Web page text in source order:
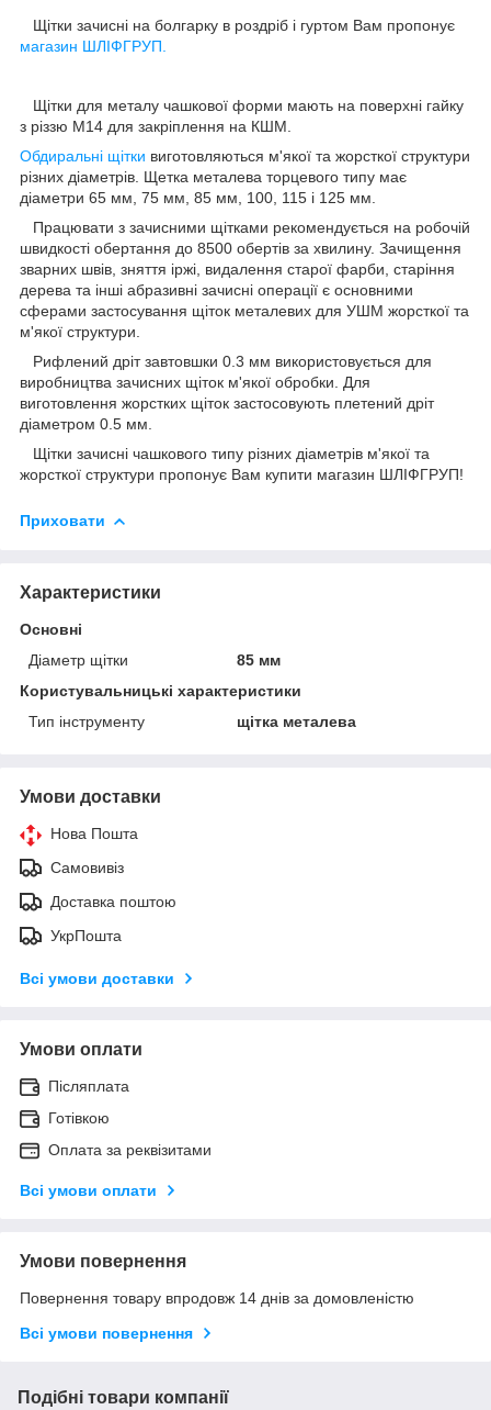
Щітки зачисні на болгарку в роздріб і гуртом Вам пропонує
магазин ШЛІФГРУП.
Щітки для металу чашкової форми мають на поверхні гайку
з різзю М14 для закріплення на КШМ.
Обдиральні щітки виготовляються м'якої та жорсткої структури
різних діаметрів. Щетка металева торцевого типу має
діаметри 65 мм, 75 мм, 85 мм, 100, 115 і 125 мм.
Працювати з зачисними щітками рекомендується на робочій
швидкості обертання до 8500 обертів за хвилину. Зачищення
зварних швів, зняття іржі, видалення старої фарби, старіння
дерева та інші абразивні зачисні операції є основними
сферами застосування щіток металевих для УШМ жорсткої та
м'якої структури.
Рифлений дріт завтовшки 0.3 мм використовується для
виробництва зачисних щіток м'якої обробки. Для
виготовлення жорстких щіток застосовують плетений дріт
діаметром 0.5 мм.
Щітки зачисні чашкового типу різних діаметрів м'якої та
жорсткої структури пропонує Вам купити магазин ШЛІФГРУП!
Приховати
Характеристики
Основні
Діаметр щітки
85 мм
Користувальницькі характеристики
Тип інструменту
щітка металева
Умови доставки
Нова Пошта
Самовивіз
Доставка поштою
УкрПошта
Всі умови доставки
Умови оплати
Післяплата
Готівкою
Оплата за реквізитами
Всі умови оплати
Умови повернення
Повернення товару впродовж 14 днів за домовленістю
Всі умови повернення
Подібні товари компанії